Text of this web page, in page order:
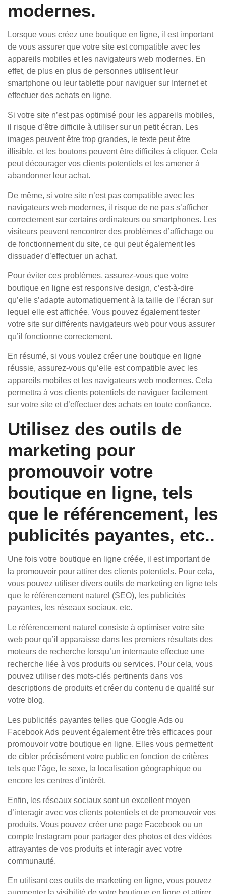
modernes.
Lorsque vous créez une boutique en ligne, il est important
de vous assurer que votre site est compatible avec les
appareils mobiles et les navigateurs web modernes. En
effet, de plus en plus de personnes utilisent leur
smartphone ou leur tablette pour naviguer sur Internet et
effectuer des achats en ligne.
Si votre site n’est pas optimisé pour les appareils mobiles,
il risque d’être difficile à utiliser sur un petit écran. Les
images peuvent être trop grandes, le texte peut être
illisible, et les boutons peuvent être difficiles à cliquer. Cela
peut décourager vos clients potentiels et les amener à
abandonner leur achat.
De même, si votre site n’est pas compatible avec les
navigateurs web modernes, il risque de ne pas s’afficher
correctement sur certains ordinateurs ou smartphones. Les
visiteurs peuvent rencontrer des problèmes d’affichage ou
de fonctionnement du site, ce qui peut également les
dissuader d’effectuer un achat.
Pour éviter ces problèmes, assurez-vous que votre
boutique en ligne est responsive design, c’est-à-dire
qu’elle s’adapte automatiquement à la taille de l’écran sur
lequel elle est affichée. Vous pouvez également tester
votre site sur différents navigateurs web pour vous assurer
qu’il fonctionne correctement.
En résumé, si vous voulez créer une boutique en ligne
réussie, assurez-vous qu’elle est compatible avec les
appareils mobiles et les navigateurs web modernes. Cela
permettra à vos clients potentiels de naviguer facilement
sur votre site et d’effectuer des achats en toute confiance.
Utilisez des outils de
marketing pour
promouvoir votre
boutique en ligne, tels
que le référencement, les
publicités payantes, etc..
Une fois votre boutique en ligne créée, il est important de
la promouvoir pour attirer des clients potentiels. Pour cela,
vous pouvez utiliser divers outils de marketing en ligne tels
que le référencement naturel (SEO), les publicités
payantes, les réseaux sociaux, etc.
Le référencement naturel consiste à optimiser votre site
web pour qu’il apparaisse dans les premiers résultats des
moteurs de recherche lorsqu’un internaute effectue une
recherche liée à vos produits ou services. Pour cela, vous
pouvez utiliser des mots-clés pertinents dans vos
descriptions de produits et créer du contenu de qualité sur
votre blog.
Les publicités payantes telles que Google Ads ou
Facebook Ads peuvent également être très efficaces pour
promouvoir votre boutique en ligne. Elles vous permettent
de cibler précisément votre public en fonction de critères
tels que l’âge, le sexe, la localisation géographique ou
encore les centres d’intérêt.
Enfin, les réseaux sociaux sont un excellent moyen
d’interagir avec vos clients potentiels et de promouvoir vos
produits. Vous pouvez créer une page Facebook ou un
compte Instagram pour partager des photos et des vidéos
attrayantes de vos produits et interagir avec votre
communauté.
En utilisant ces outils de marketing en ligne, vous pouvez